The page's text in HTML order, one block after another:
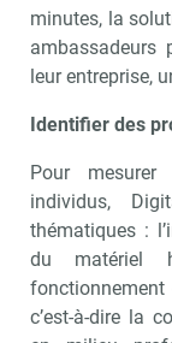
minutes, la
ambassadeurs
leur entreprise,
Identifier des
Pour
individus,
thématiques :
du matériel
fonctionnement
c’est-à-dire la